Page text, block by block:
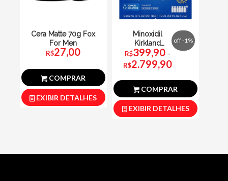
Cera Matte 70g Fox
For Men
R$27,00
COMPRAR
EXIBIR DETALHES
Minoxidil
Kirkland
Signature
Original Caixa
com 6 unidades
60ml
R$399,90 –
R$2.799,90Faixa
de
preço:
R$399,90
através
off -1%
COMPRAR
EXIBIR DETALHES